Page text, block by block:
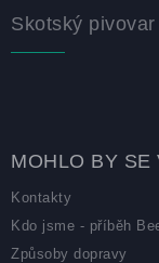
Skotský
MOHLO BY SE
Kontakty
Kdo jsme - příběh
Způsoby dopravy